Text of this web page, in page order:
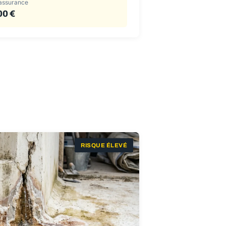
€
RISQUE ÉLEVÉ